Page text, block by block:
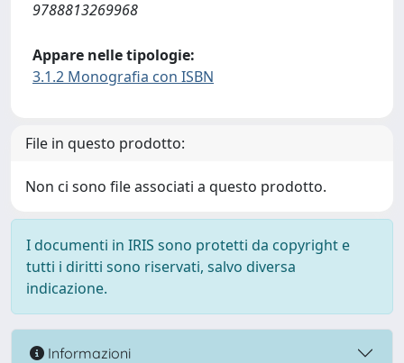
9788813269968
Appare nelle tipologie:
3.1.2 Monografia con ISBN
File in questo prodotto:
Non ci sono file associati a questo prodotto.
I documenti in IRIS sono protetti da copyright e
tutti i diritti sono riservati, salvo diversa
indicazione.
Informazioni